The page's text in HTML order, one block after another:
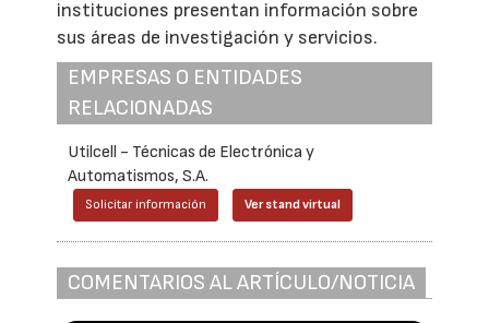
instituciones presentan información sobre
sus áreas de investigación y servicios.
EMPRESAS O ENTIDADES
RELACIONADAS
Utilcell - Técnicas de Electrónica y
Automatismos, S.A.
Solicitar información Ver stand virtual
COMENTARIOS AL ARTÍCULO/NOTICIA